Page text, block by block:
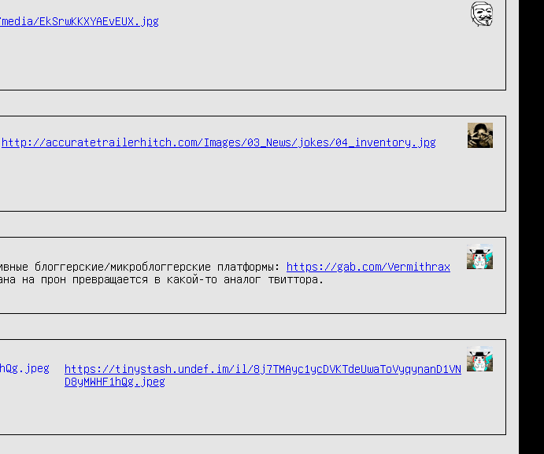
EkSrwKKXYAEvEUX.jpg
http://accuratetrailerhitch.com/Images/03_News/jokes/04_inventory.jpg
блоггерские/микроблоггерские платформы: https://gab.com/Vermithrax
на прон превращается в какой-то аналог твиттора.
https://tinystash.undef.im/il/8j7TMAyc1ycDVKTdeUwaToVyqynanD1VN
D8yMWHF1hQg.jpeg